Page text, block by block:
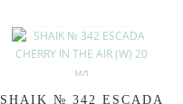
SHAIK № 342 ESCADA